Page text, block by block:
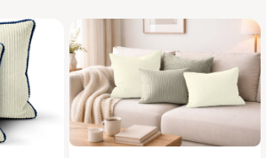
45×45 und 50×50 cm